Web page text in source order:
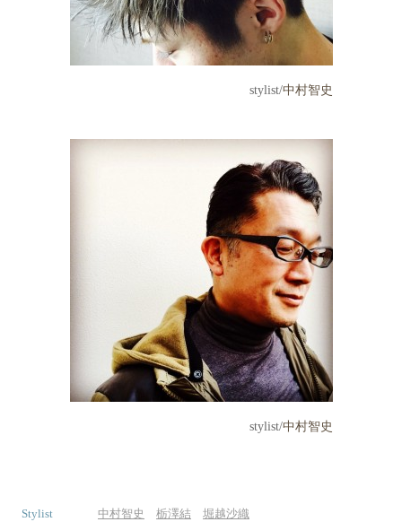
stylist/中村智史
stylist/中村智史
Stylist 中村智史 栃澤結
堀越沙織